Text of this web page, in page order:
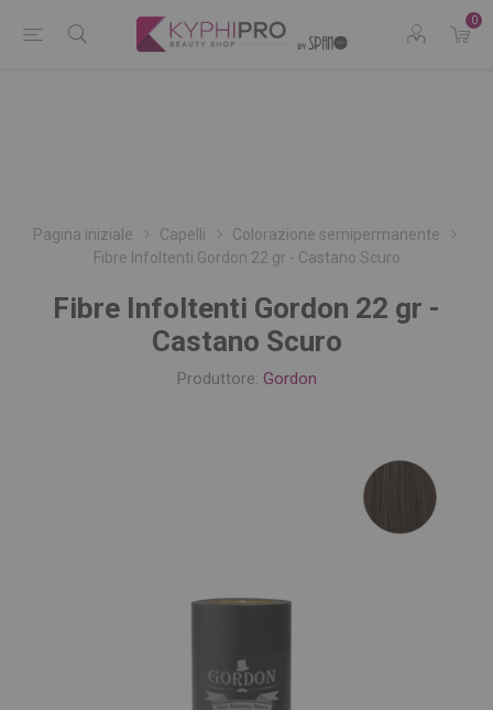
0
Pagina iniziale Capelli
Colorazione semipermanente
Fibre Infoltenti Gordon 22 gr - Castano Scuro
Fibre Infoltenti Gordon 22 gr -
Castano Scuro
Produttore: Gordon